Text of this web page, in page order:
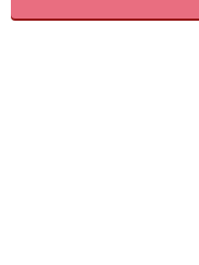
透明感のあるペール